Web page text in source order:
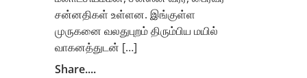
சன்னதிகள் உள்ளன. இங்குள்ள
முருகனை வலதுபுறம் திரும்பிய மயில்
வாகனத்துடன் […]
Share....